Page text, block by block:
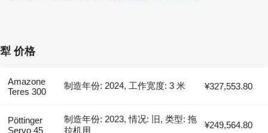
犁 价格
Amazone
Teres 300
制造年份: 2024, 工作宽度: 3 米 ¥327,553.80
Pöttinger
Servo 45
制造年份: 2023, 情况: 旧, 类型: 拖
拉机用
¥249,564.80